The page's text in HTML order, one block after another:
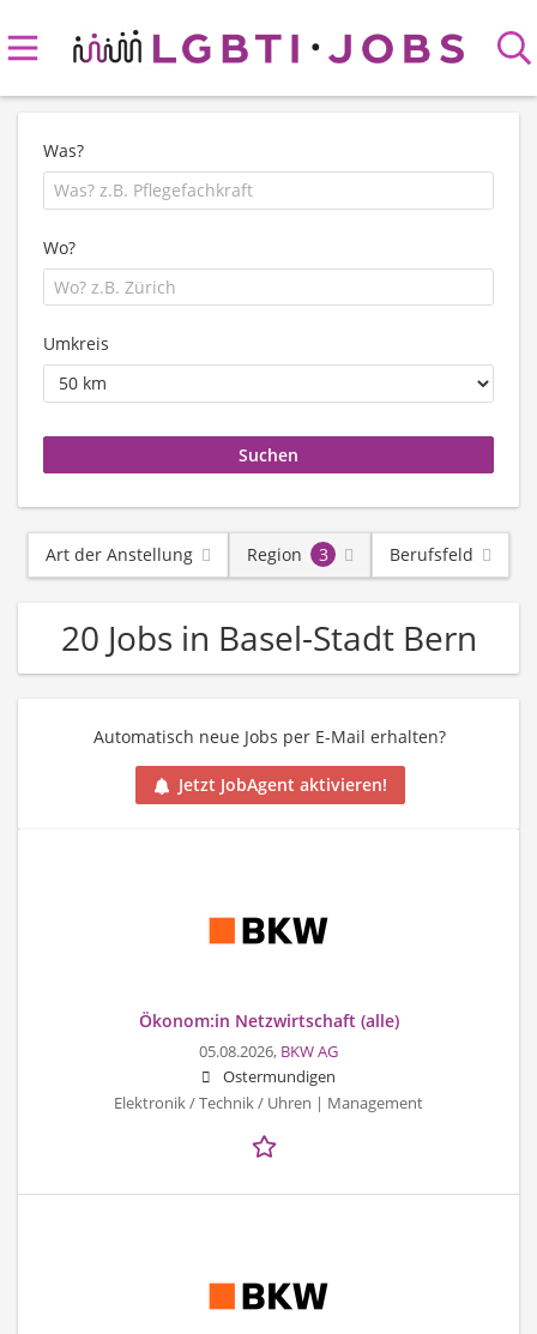
Was?
Wo?
Umkreis
Art der Anstellung Region 3 Berufsfeld
20 Jobs in Basel-Stadt Bern
Automatisch neue Jobs per E-Mail erhalten?
Jetzt JobAgent aktivieren!
Ökonom:in Netzwirtschaft (alle)
05.08.2026, BKW AG
Ostermundigen
Elektronik / Technik / Uhren | Management